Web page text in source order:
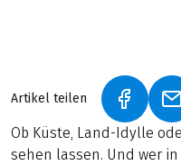
Artikel teilen (LINK
Ob Küste, Land-Idylle
sehen lassen. Und wer